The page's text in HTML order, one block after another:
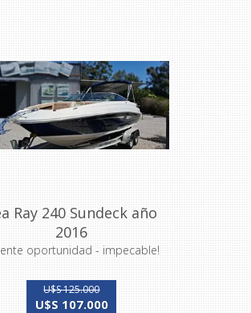
Ray 240 Sundeck año
2016
oportunidad - impecable!
U$S 125.000
U$S 107.000